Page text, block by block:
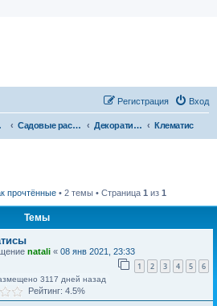
Вход
Регистрация
Садовые растения Декоративные кустарники Клематис
прочтённые• 2 темы • Страница 1 из 1
Темы
natali « 08 янв 2021, 23:33
1 2 3 4 5 6
3117 дней назад
Рейтинг: 4.5%